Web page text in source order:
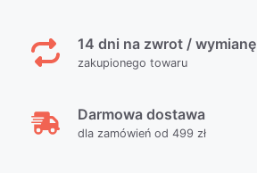
14 dni na zwrot / wymianę
zakupionego towaru
Darmowa dostawa
dla zamówień od 499 zł